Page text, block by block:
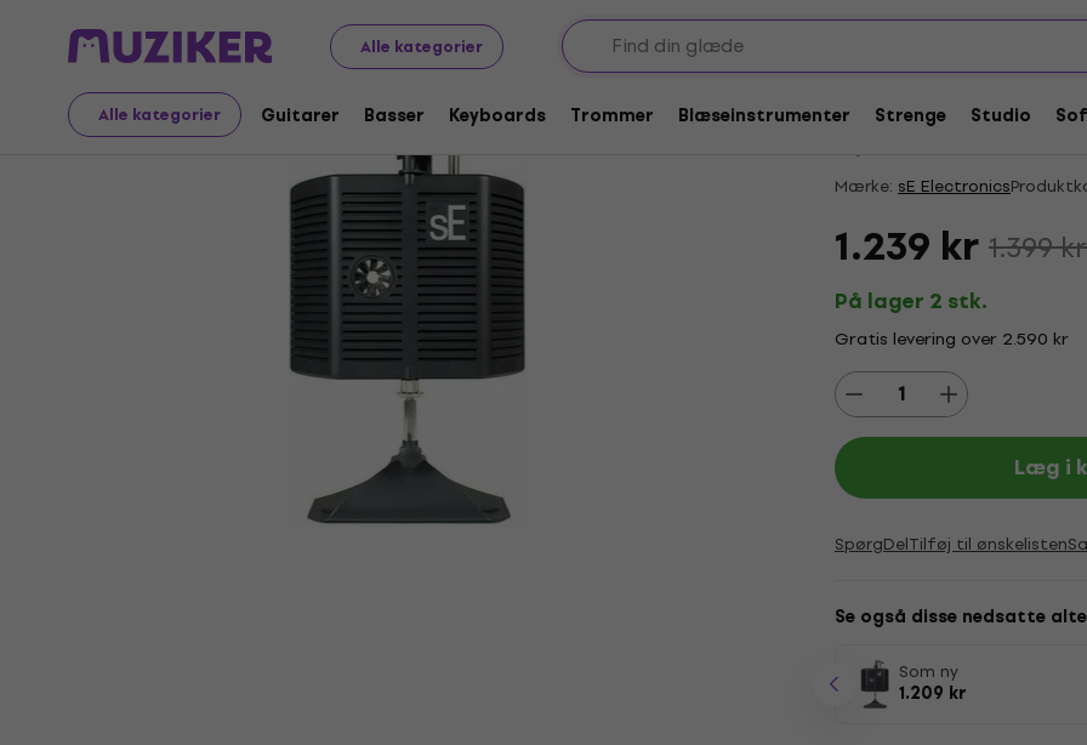
Alle kategorier
Alle kategorier Guitarer Basser Keyboards Trommer Blæseinstrumenter Strenge Studio
Musikinstrumenter Studio Akustiske elementer i studiet
Tilbud
sE Electronics
Mærke: sE Electronics
1.239 kr 1.399 kr
På lager 2 stk.
Gratis levering over 2.590 kr
Læg i
SpørgDelTilføj til ønskelisten
Se også disse nedsatte
Som ny
1.209 kr